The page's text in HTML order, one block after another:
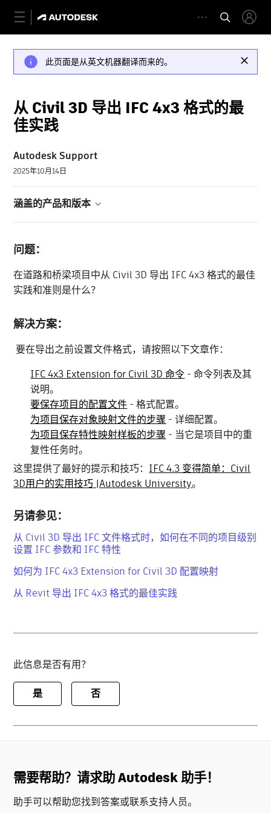
此页面是从英文机器翻译而来的。
从 Civil 3D 导出 IFC 4x3 格式的最
佳实践
Autodesk Support
2025年10月14日
涵盖的产品和版本
问题：
在道路和桥梁项目中从 Civil 3D 导出 IFC 4x3 格式的最佳
实践和准则是什么？
解决方案：
要在导出之前设置文件格式，请按照以下文章作：
IFC 4x3 Extension for Civil 3D 命令 - 命令列表及其
说明。
要保存项目的配置文件 - 格式配置。
为项目保存对象映射文件的步骤 - 详细配置。
为项目保存特性映射样板的步骤 - 当它是项目中的重
复性任务时。
这里提供了最好的提示和技巧： IFC 4.3 变得简单：Civil
3D用户的实用技巧 |Autodesk University。
另请参见：
从 Civil 3D 导出 IFC 文件格式时，如何在不同的项目级别
设置 IFC 参数和 IFC 特性
如何为 IFC 4x3 Extension for Civil 3D 配置映射
从 Revit 导出 IFC 4x3 格式的最佳实践
此信息是否有用？
是 否
需要帮助？请求助 Autodesk 助手！
助手可以帮助您找到答案或联系支持人员。